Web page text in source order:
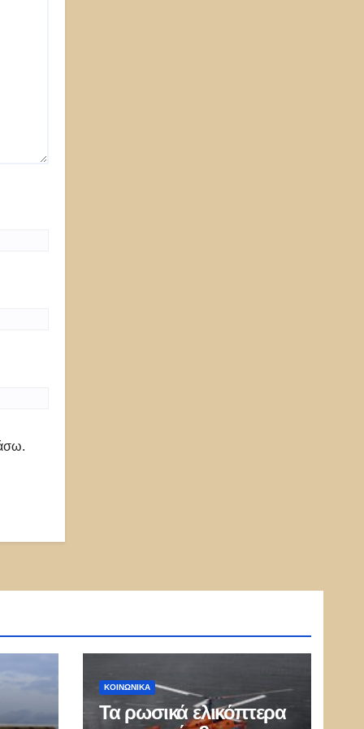
ΚΟΙΝΩΝΙΚΑ
Τα ρωσικά ελικόπτερα